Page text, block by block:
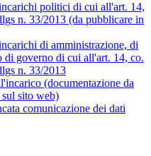
politici di cui all'art. 14,
n. 33/2013 (da pubblicare in
di amministrazione, di
di governo di cui all'art. 14, co.
n. 33/2013
(documentazione da
sito web)
comunicazione dei dati